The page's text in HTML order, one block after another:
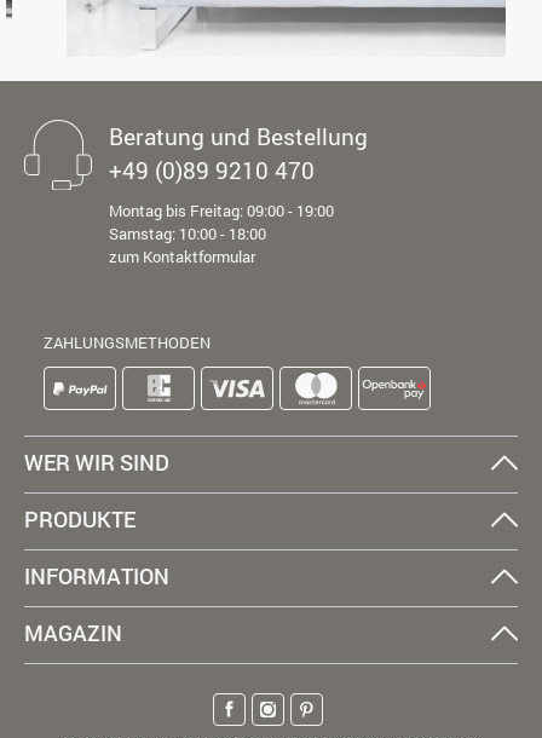
Beratung und Bestellung
+49 (0)89 9210 470
Montag bis Freitag: 09:00 - 19:00
Samstag: 10:00 - 18:00
zum Kontaktformular
ZAHLUNGSMETHODEN
WER WIR SIND
PRODUKTE
INFORMATION
MAGAZIN